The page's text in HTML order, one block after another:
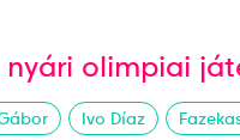
nyári olimpiai
Ivo Díaz